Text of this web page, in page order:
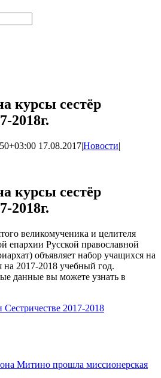
курсы сестёр
2018г.
17.08.2017|Новости|
курсы сестёр
2018г.
великомученика и целителя
епархии Русской православной
объявляет набор учащихся на
на 2017-2018 учебный год.
данные вы можете узнать в
2017-2018
Митино прошла миссионерская